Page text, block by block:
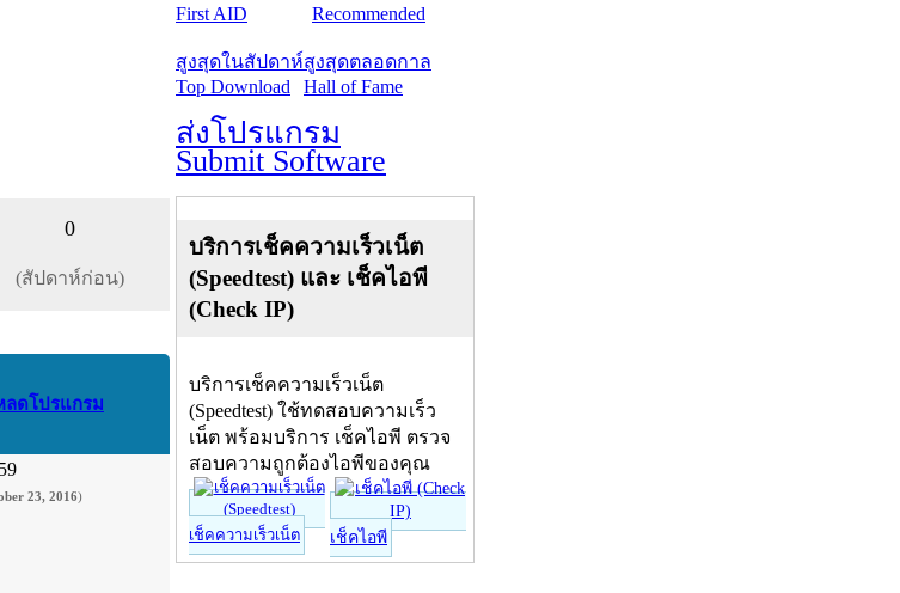
0
(สัปดาห์ก่อน)
ลดโปรแกรม
23, 2016)
First AID
Recommended
สูงสุดในสัปดาห์
Top Download
สูงสุดตลอดกาล
Hall of Fame
ส่งโปรแกรม
Submit Software
บริการเช็คความเร็วเน็ต
(Speedtest) และ เช็คไอพี
(Check IP)
บริการเช็คความเร็วเน็ต
(Speedtest) ใช้ทดสอบความเร็ว
เน็ต พร้อมบริการ เช็คไอพี ตรวจ
สอบความถูกต้องไอพีของคุณ
เช็คความเร็วเน็ต เช็คไอพี